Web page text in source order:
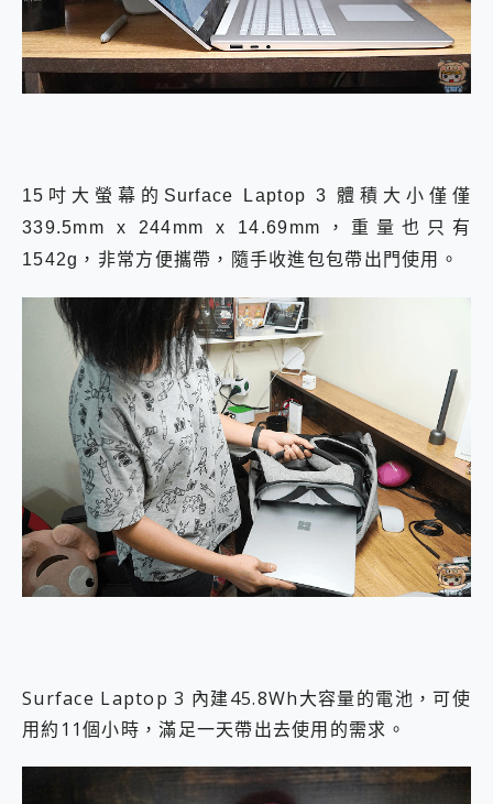
15吋大螢幕的Surface Laptop 3 體積大小僅僅
339.5mm x 244mm x 14.69mm，重量也只有
1542g，非常方便攜帶，隨手收進包包帶出門使用。
Surface Laptop 3 內建45.8Wh大容量的電池，可使
用約11個小時，滿足一天帶出去使用的需求。